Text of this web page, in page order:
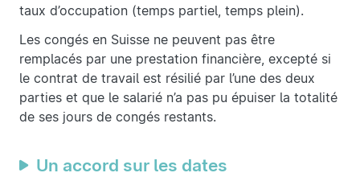
taux d’occupation (temps partiel, temps plein).
Les congés en Suisse ne peuvent pas être
remplacés par une prestation financière, excepté si
le contrat de travail est résilié par l’une des deux
parties et que le salarié n’a pas pu épuiser la totalité
de ses jours de congés restants.
Un accord sur les dates